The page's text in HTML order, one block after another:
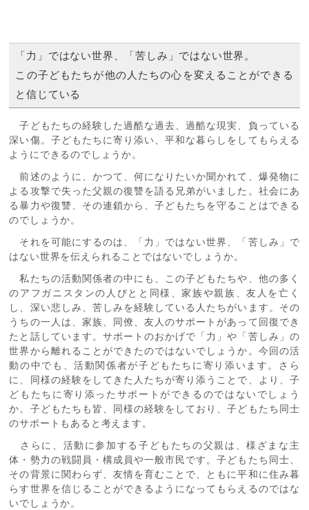
「力」ではない世界、「苦しみ」ではない世界。
この子どもたちが他の人たちの心を変えることができる
と信じている
子どもたちの経験した過酷な過去、過酷な現実、負っている
深い傷。子どもたちに寄り添い、平和な暮らしをしてもらえる
ようにできるのでしょうか。
前述のように、かつて、何になりたいか聞かれて、爆発物に
よる攻撃で失った父親の復讐を語る兄弟がいました。社会にあ
る暴力や復讐、その連鎖から、子どもたちを守ることはできる
のでしょうか。
それを可能にするのは、「力」ではない世界、「苦しみ」で
はない世界を伝えられることではないでしょうか。
私たちの活動関係者の中にも、この子どもたちや、他の多く
のアフガニスタンの人びとと同様、家族や親族、友人を亡く
し、深い悲しみ、苦しみを経験している人たちがいます。その
うちの一人は、家族、同僚、友人のサポートがあって回復でき
たと話しています。サポートのおかげで「力」や「苦しみ」の
世界から離れることができたのではないでしょうか。今回の活
動の中でも、活動関係者が子どもたちに寄り添います。さら
に、同様の経験をしてきた人たちが寄り添うことで、より、子
どもたちに寄り添ったサポートができるのではないでしょう
か。子どもたちも皆、同様の経験をしており、子どもたち同士
のサポートもあると考えます。
さらに、活動に参加する子どもたちの父親は、様ざまな主
体・勢力の戦闘員・構成員や一般市民です。子どもたち同士、
その背景に関わらず、友情を育むことで、ともに平和に住み暮
らす世界を信じることができるようになってもらえるのではな
いでしょうか。